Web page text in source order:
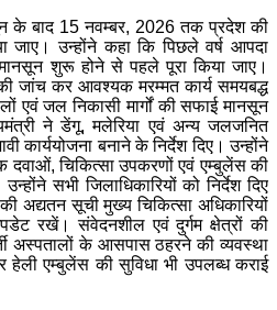
के बाद 15 नवम्बर, 2026 तक प्रदेश की
उन्होंने कहा कि पिछले वर्ष आपदा
मानसून शुरू होने से पहले पूरा किया जाए।
जांच कर आवश्यक मरम्मत कार्य समयबद्ध
एवं जल निकासी मार्गों की सफाई मानसून
ने डेंगू, मलेरिया एवं अन्य जलजनित
कार्ययोजना बनाने के निर्देश दिए। उन्होंने
दवाओं, चिकित्सा उपकरणों एवं एम्बुलेंस की
सभी जिलाधिकारियों को निर्देश दिए
अद्यतन सूची मुख्य चिकित्सा अधिकारियों
रखें। संवेदनशील एवं दुर्गम क्षेत्रों की
अस्पतालों के आसपास ठहरने की व्यवस्था
एम्बुलेंस की सुविधा भी उपलब्ध कराई